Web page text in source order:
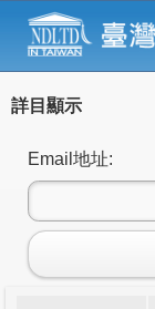
詳目顯示
Email地址: